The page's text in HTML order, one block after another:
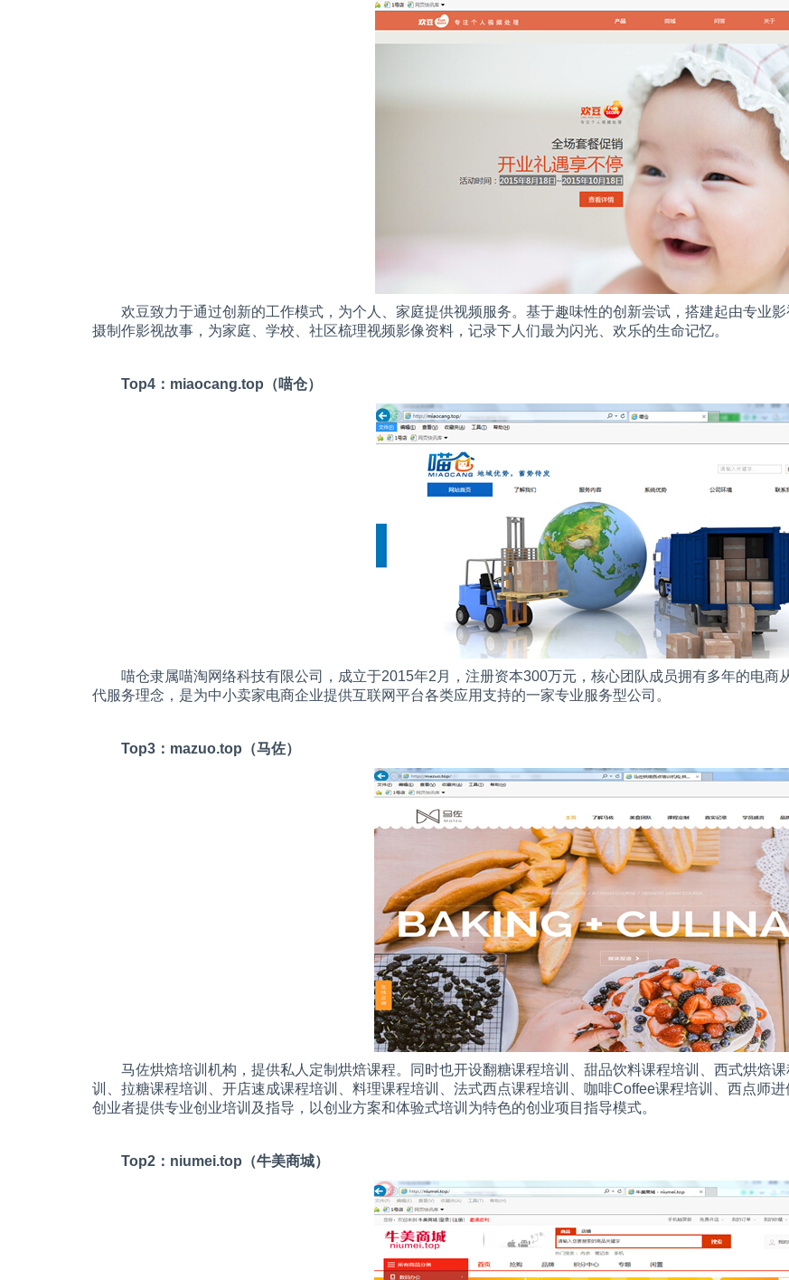
欢豆致力于通过创新的工作模式，为个人、家庭提供视频服务。基于趣味性的创新尝试，搭建起由专业
摄制作影视故事，为家庭、学校、社区梳理视频影像资料，记录下人们最为闪光、欢乐的生命记忆。
Top4 ： miaocang.top （喵仓）
喵仓隶属喵淘网络科技有限公司，成立于2015年2 月，注册资本300万元，核心团队成员拥有多年的电商
代服务理念，是为中小卖家电商企业提供互联网平台各类应用支持的一家专业服务型公司。
Top3 ： mazuo.top （马佐）
马佐烘焙培训机构，提供私人定制烘焙课程。同时也开设翻糖课程培训、甜品饮料课程培训、西式烘焙课
训、拉糖课程培训、开店速成课程培训、料理课程培训、法式西点课程培训、咖啡Coffee课程培训、西点师
创业者提供专业创业培训及指导，以创业方案和体验式培训为特色的创业项目指导模式。
Top2 ： niumei.top （牛美商城）